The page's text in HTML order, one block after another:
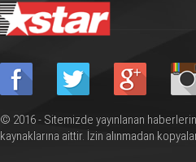
© 2016 - Sitemizde yayınlanan
kaynaklarına aittir. İzin alınmadan